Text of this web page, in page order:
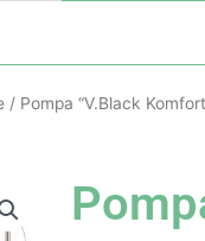
/ Pompa “V.Black